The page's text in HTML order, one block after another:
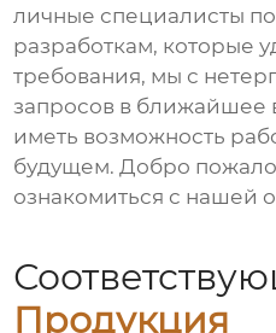
личные специалисты
разработкам, которые
требования, мы с
запросов в ближайшее
иметь возможность
будущем. Добро
ознакомиться с нашей
Продукция